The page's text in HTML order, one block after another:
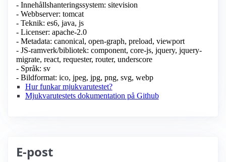
- Innehållshanteringssystem: sitevision
- Webbserver: tomcat
- Teknik: es6, java, js
- Licenser: apache-2.0
- Metadata: canonical, open-graph, preload, viewport
- JS-ramverk/bibliotek: component, core-js, jquery, jquery-
migrate, react, requester, router, underscore
- Språk: sv
- Bildformat: ico, jpeg, jpg, png, svg, webp
Hur funkar mjukvarutestet?
Mjukvarutestets dokumentation på Github
E-post